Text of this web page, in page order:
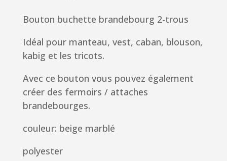
Bouton buchette brandebourg 2-trous
Idéal pour manteau, vest, caban, blouson,
kabig et les tricots.
Avec ce bouton vous pouvez également
créer des fermoirs / attaches
brandebourges.
couleur: beige marblé
polyester